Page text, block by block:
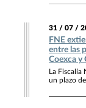
31 / 07 /
FNE
entre las
Coexca y
La Fiscalía
un plazo